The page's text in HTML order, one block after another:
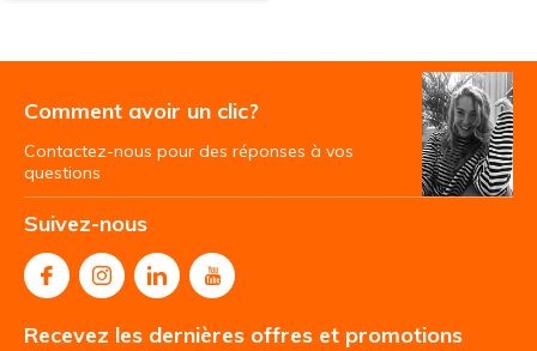
Comment avoir un clic?
Contactez-nous pour des réponses à vos
questions
Suivez-nous
Recevez les dernières offres et promotions